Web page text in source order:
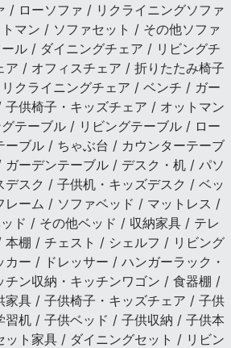
/ ローソファ / リクライニングソファ
マン / ソファセット / その他ソファ
ル / ダイニングチェア / リビングチ
ア / オフィスチェア / 折りたたみ椅子
クライニングチェア / ベンチ / ガー
供椅子・キッズチェア / オットマン
テーブル / リビングテーブル / ロー
ーブル / ちゃぶ台 / カウンターテーブ
ーデンテーブル / デスク・机 / パソ
デスク / 子供机・キッズデスク / ベッ
レーム / ソファベッド / マットレス /
ド / その他ベッド / 収納家具 / テレ
本棚 / チェスト / シェルフ / リビング
ー / ドレッサー / ハンガーラック・
チン収納・キッチンワゴン / 食器棚 /
家具 / 子供椅子・キッズチェア / 子供
習机 / 子供ベッド / 子供収納 / 子供本
ト家具 / ダイニングセット / リビン